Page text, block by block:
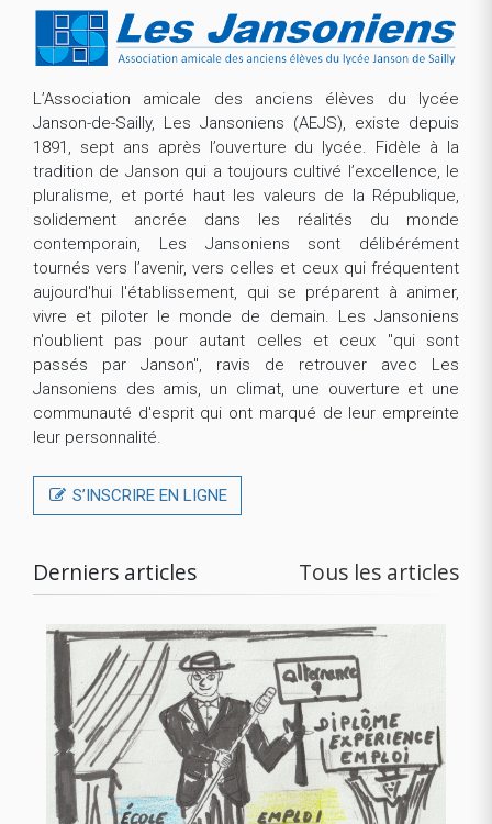
L’Association amicale des anciens élèves du lycée
Janson-de-Sailly, Les Jansoniens (AEJS), existe depuis
1891, sept ans après l’ouverture du lycée. Fidèle à la
tradition de Janson qui a toujours cultivé l’excellence, le
pluralisme, et porté haut les valeurs de la République,
solidement ancrée dans les réalités du monde
contemporain, Les Jansoniens sont délibérément
tournés vers l’avenir, vers celles et ceux qui fréquentent
aujourd'hui l'établissement, qui se préparent à animer,
vivre et piloter le monde de demain. Les Jansoniens
n'oublient pas pour autant celles et ceux "qui sont
passés par Janson", ravis de retrouver avec Les
Jansoniens des amis, un climat, une ouverture et une
communauté d'esprit qui ont marqué de leur empreinte
leur personnalité.
S’INSCRIRE EN LIGNE
Derniers articles Tous les articles